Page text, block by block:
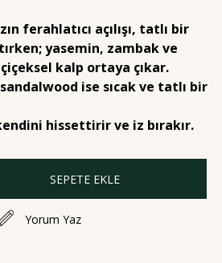
ferahlatıcı açılışı, tatlı bir
yasemin, zambak ve
kalp ortaya çıkar.
ise sıcak ve tatlı bir
hissettirir ve iz bırakır.
Yorum Yaz